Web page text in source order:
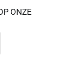
ONZE